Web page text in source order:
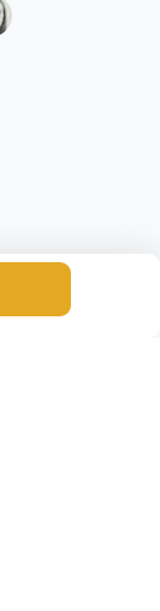
Aviso legal y